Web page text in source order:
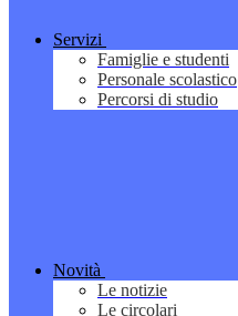
Servizi
Famiglie e studenti
Personale scolastico
Percorsi di studio
Novità
Le notizie
Le circolari